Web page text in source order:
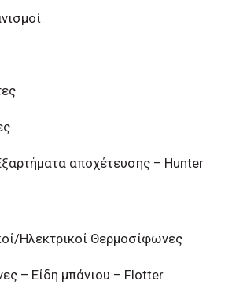
αποχέτευσης – Hunter
Ηλεκτρικοί Θερμοσίφωνες
– Είδη μπάνιου – Flotter